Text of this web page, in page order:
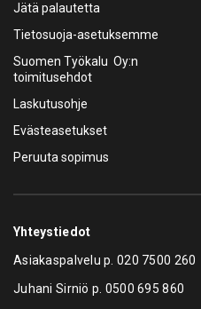
Jätä palautetta
Tietosuoja-asetuksemme
Suomen Työkalu Oy:n
toimitusehdot
Laskutusohje
Evästeasetukset
Peruuta sopimus
Yhteystiedot
Asiakaspalvelu p.020 7500 260
Juhani Sirniö p. 0500 695 860